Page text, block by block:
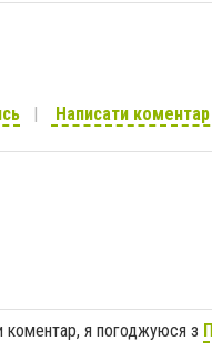
Написати
коментар, я погоджуюся з